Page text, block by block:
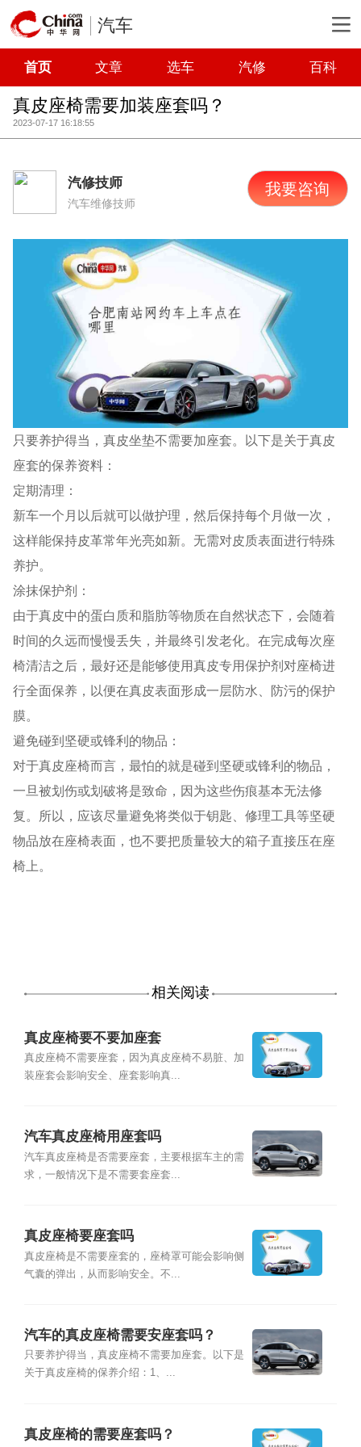
汽车
首页 文章 选车 汽修 百科
真皮座椅需要加装座套吗？
2023-07-17 16:18:55
汽修技师
汽车维修技师
我要咨询
只要养护得当，真皮坐垫不需要加座套。以下是关于真皮
座套的保养资料：
定期清理：
新车一个月以后就可以做护理，然后保持每个月做一次，
这样能保持皮革常年光亮如新。无需对皮质表面进行特殊
养护。
涂抹保护剂：
由于真皮中的蛋白质和脂肪等物质在自然状态下，会随着
时间的久远而慢慢丢失，并最终引发老化。在完成每次座
椅清洁之后，最好还是能够使用真皮专用保护剂对座椅进
行全面保养，以便在真皮表面形成一层防水、防污的保护
膜。
避免碰到坚硬或锋利的物品：
对于真皮座椅而言，最怕的就是碰到坚硬或锋利的物品，
一旦被划伤或划破将是致命，因为这些伤痕基本无法修
复。所以，应该尽量避免将类似于钥匙、修理工具等坚硬
物品放在座椅表面，也不要把质量较大的箱子直接压在座
椅上。
相关阅读
真皮座椅要不要加座套
真皮座椅不需要座套，因为真皮座椅不易脏、加
装座套会影响安全、座套影响真...
汽车真皮座椅用座套吗
汽车真皮座椅是否需要座套，主要根据车主的需
求，一般情况下是不需要套座套...
真皮座椅要座套吗
真皮座椅是不需要座套的，座椅罩可能会影响侧
气囊的弹出，从而影响安全。不...
汽车的真皮座椅需要安座套吗？
只要养护得当，真皮座椅不需要加座套。以下是
关于真皮座椅的保养介绍：1、...
真皮座椅的需要座套吗？